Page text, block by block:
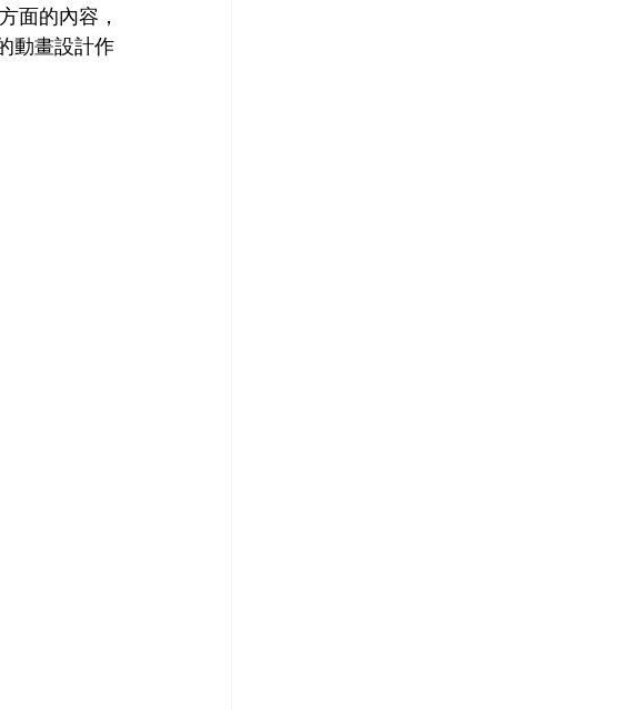
面的內容，
動畫設計作